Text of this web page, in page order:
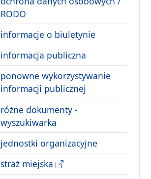
RODO
informacje o biuletynie
informacja publiczna
ponowne wykorzystywanie
informacji publicznej
różne dokumenty -
wyszukiwarka
jednostki organizacyjne
straż miejska